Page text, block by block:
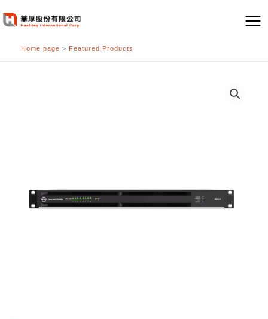
至
Home page > Featured Products